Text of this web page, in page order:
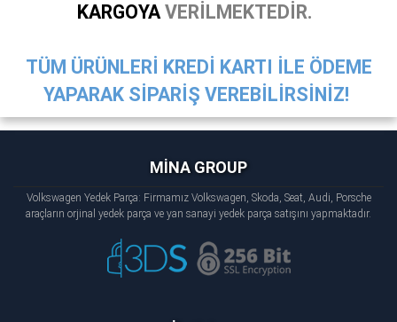
KARGOYA VERİLMEKTEDİR.
TÜM ÜRÜNLERİ KREDİ KARTI İLE ÖDEME
YAPARAK SİPARİŞ VEREBİLİRSİNİZ!
MİNA GROUP
Volkswagen Yedek Parça: Firmamız Volkswagen, Skoda, Seat, Audi, Porsche
araçların orjinal yedek parça ve yan sanayi yedek parça satışını yapmaktadır.